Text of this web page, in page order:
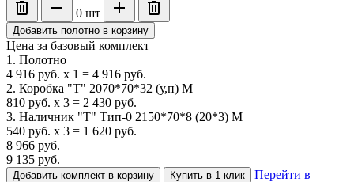
0 шт
Добавить полотно в корзину
Цена за базовый комплект
1. Полотно
4 916 руб. x 1 = 4 916 руб.
2. Коробка "Т" 2070*70*32 (у,п) М
810 руб. x 3 = 2 430 руб.
3. Наличник "Т" Тип-0 2150*70*8 (20*3) М
540 руб. x 3 = 1 620 руб.
8 966 руб.
9 135 руб.
Добавить комплект в корзину Купить в 1 клик
Перейти в